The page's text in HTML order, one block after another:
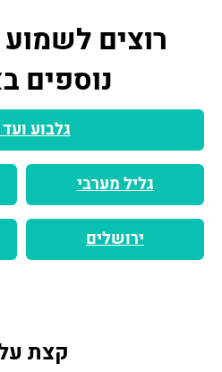
רוצים
נוספים
גלבוע ועד
גליל מערבי
ירושלים
קצת